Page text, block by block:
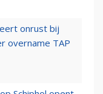
onrust bij
overname TAP